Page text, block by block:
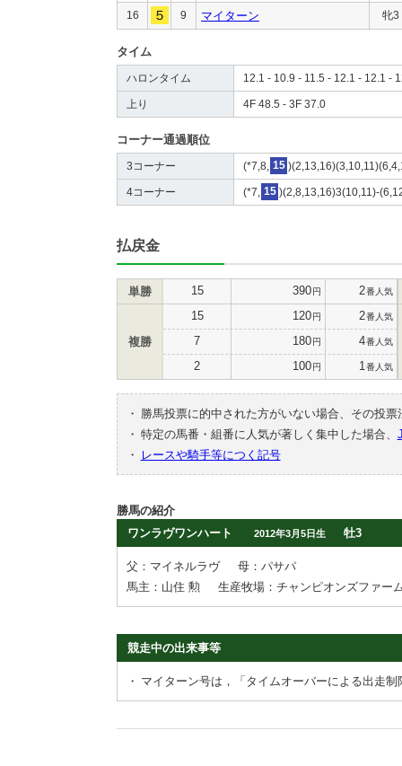
16 9 マイターン 牝3
タイム
ハロンタイム 12.1 - 10.9 - 11.5 - 12.1 - 12.1 -
上り 4F 48.5 - 3F 37.0
コーナー通過順位
3コーナー (*7,8, 15
4コーナー (*7, 15 )(2,8,13,16)3(10,11)-
払戻金
単勝 15 390円 2番人気
複勝
15 120円 2番人気
7 180円 4番人気
2 100円 1 番人気
・
勝馬投票に的中された方がいない場合、その投
・ 特定の馬番・組番に人気が著しく集中した場合、
・
レースや騎手等につく記号
勝馬の紹介
ワンラヴワンハート
2012年3月5日生 牡3
父：マイネルラヴ
母：パサパ
馬主：山住 勲
生産牧場：チャンピオンズファー
競走中の出来事等
・ マイターン号は，「タイムオーバーによる出走